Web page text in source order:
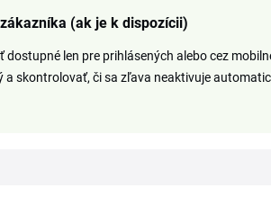
(ak je k dispozícii)
dostupné len pre prihlásených alebo cez
a skontrolovať, či sa zľava neaktivuje